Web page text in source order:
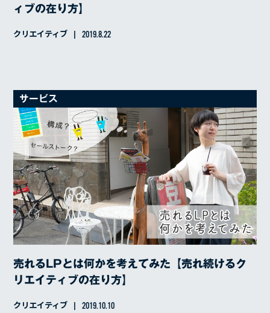
ィブの在り方】
クリエイティブ 2019.8.22
サービス
売れるLPとは何かを考えてみた【売れ続けるク
リエイティブの在り方】
クリエイティブ 2019.10.10